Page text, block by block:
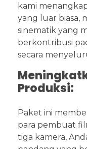
kami
yang luar biasa,
sinematik yang
berkontribusi
secara
Produksi:
Paket ini
para pembuat
tiga kamera,